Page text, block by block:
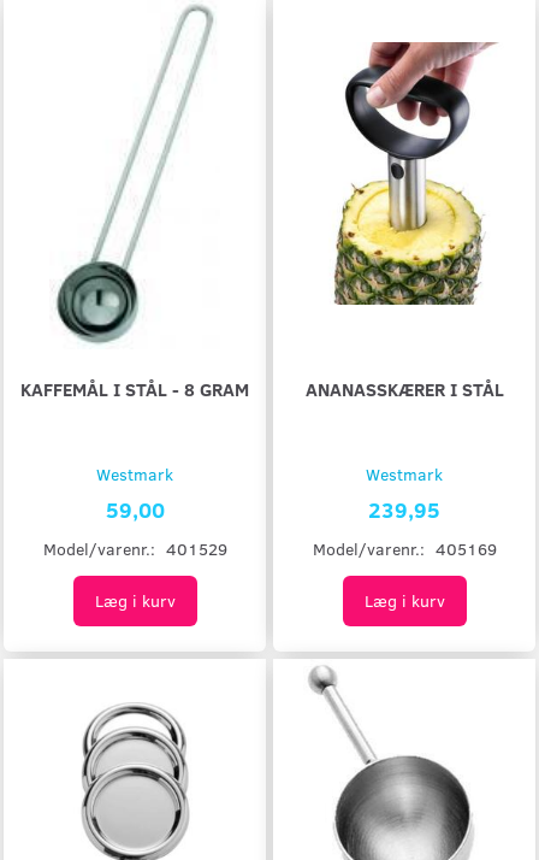
KAFFEMÅL I STÅL - 8 GRAM
Westmark
59,00
Model/varenr.: 401529
Læg i kurv
ANANASSKÆRER I STÅL
Westmark
239,95
Model/varenr.: 405169
Læg i kurv